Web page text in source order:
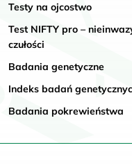
Testy na ojcostwo
Test NIFTY pro –
czułości
Badania genetyczne
Indeks badań
Badania pokrewieństwa